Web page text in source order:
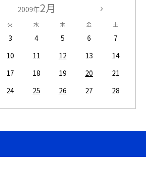
2009年2月
火 水 木 金 土
3 4 5 6
7
10 11 12 13
14
17 18 19 20
21
24 25 26 27 28